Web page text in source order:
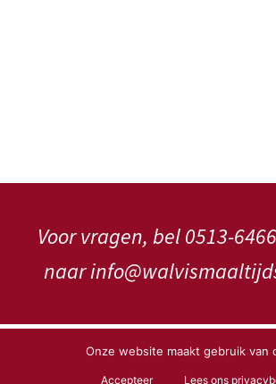
Voor vragen, bel 0513-
naar
Copyright WalVis Maaltijdservice V.o.f.
Onze website maakt gebruik van
Accepteer Lees ons